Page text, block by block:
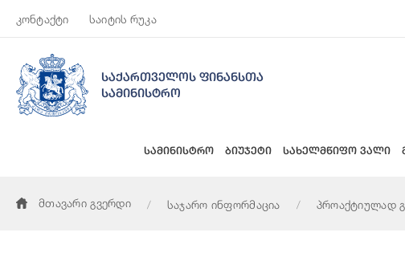
კონტაქტი საიტის რუკა
საქართველოს ფინანსთა
სამინისტრო
სამინისტრო ბიუჯეტი სახელმწიფო ვალი
მთავარი გვერდი საჯარო ინფორმაცია
პროაქტიულად